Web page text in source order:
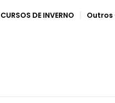
CURSOS DE INVERNO Outros